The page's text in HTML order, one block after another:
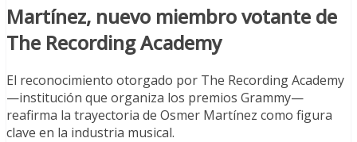
Martínez, nuevo miembro votante de
The Recording Academy
El reconocimiento otorgado por The Recording Academy
—institución que organiza los premios Grammy—
reafirma la trayectoria de Osmer Martínez como figura
clave en la industria musical.